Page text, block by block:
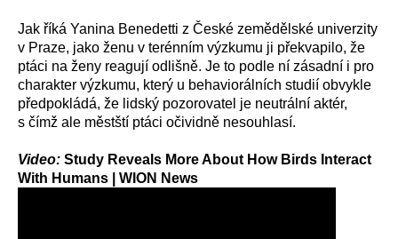
Jak říká Yanina Benedetti z České zemědělské univerzity
v Praze, jako ženu v terénním výzkumu ji překvapilo, že
ptáci na ženy reagují odlišně. Je to podle ní zásadní i pro
charakter výzkumu, který u behaviorálních studií obvykle
předpokládá, že lidský pozorovatel je neutrální aktér,
s čímž ale městští ptáci očividně nesouhlasí.
Video: Study Reveals More About How Birds Interact
With Humans | WION News